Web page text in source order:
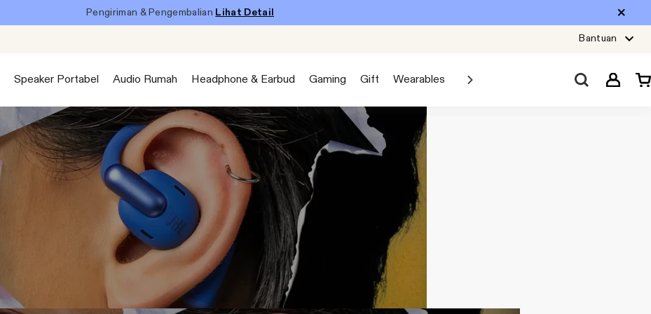
Pengiriman & Pengembalian Lihat Detail
Bantuan
Speaker Portabel Audio Rumah Headphone & Earbud Gaming Gift Wearables Sale Explore JBL